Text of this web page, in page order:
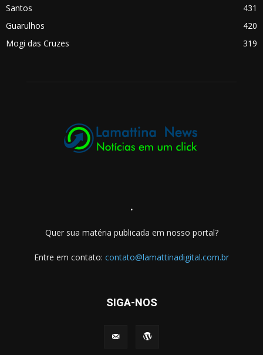
Santos
431
Guarulhos
420
Mogi das Cruzes
319
.
Quer sua matéria publicada em nosso portal?
Entre em contato: contato@lamattinadigital.com.br
SIGA-NOS